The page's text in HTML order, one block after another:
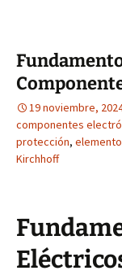
19 noviembre,
componentes
protección,
Kirchhoff